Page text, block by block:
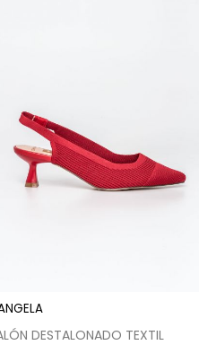
DESTALONADO TEXTIL